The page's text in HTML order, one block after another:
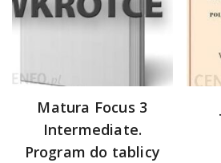
Matura Focus 3
Intermediate.
Program do tablicy